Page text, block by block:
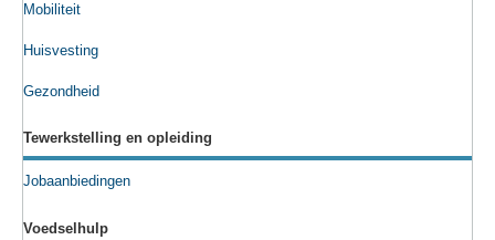
Mobiliteit
Huisvesting
Gezondheid
Tewerkstelling en opleiding
Jobaanbiedingen
Voedselhulp